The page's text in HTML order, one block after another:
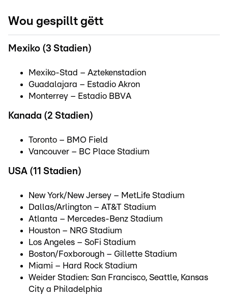
Wou gespillt gëtt
Mexiko (3 Stadien)
Mexiko-Stad – Aztekenstadion
Guadalajara – Estadio Akron
Monterrey – Estadio BBVA
Kanada (2 Stadien)
Toronto – BMO Field
Vancouver – BC Place Stadium
USA (11 Stadien)
New York/New Jersey – MetLife Stadium
Dallas/Arlington – AT&T Stadium
Atlanta – Mercedes-Benz Stadium
Houston – NRG Stadium
Los Angeles – SoFi Stadium
Boston/Foxborough – Gillette Stadium
Miami – Hard Rock Stadium
Weider Stadien: San Francisco, Seattle, Kansas
City a Philadelphia